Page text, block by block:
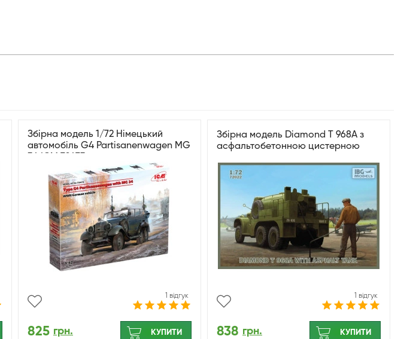
Збірна модель 1/72 Німецький
автомобіль G4 Partisanenwagen MG
1 відгук
825 грн. КУПИТИ
Збірна модель Diamond T 968A з
асфальтобетонною цистерною
1 відгук
838 грн. КУПИТИ